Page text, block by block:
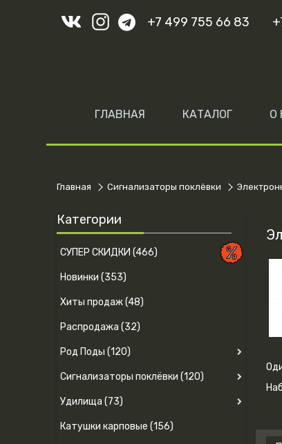
+7 499 755 66 83
ГЛАВНАЯ КАТАЛОГ О
Главная Сигнализаторы поклёвки
Категории
СУПЕР СКИДКИ (466)
Новинки (353)
Хиты продаж (48)
Распродажа (32)
Род Поды (120)
Сигнализаторы поклёвки (120)
Удилища (73)
Катушки карповые (156)